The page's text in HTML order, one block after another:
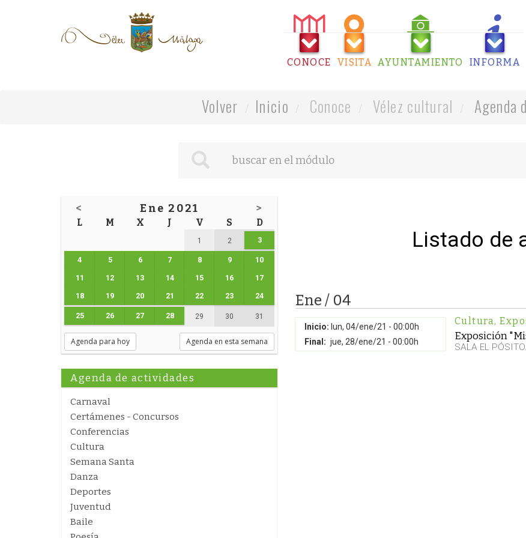
CONOCE VISITA AYUNTAMIENTO INFORMA
Volver Inicio Conoce Vélez cultural Agenda
< Ene 2021 >
L M X J V S D
1 2 3
4 5 6 7 8 9 10
11 12 13 14 15 16 17
18 19 20 21 22 23 24
25 26 27 28 29 30 31
Agenda para hoy Agenda en esta semana
Agenda de actividades
Carnaval
Certámenes - Concursos
Conferencias
Cultura
Semana Santa
Danza
Deportes
Juventud
Baile
Listado de
Ene / 04
Inicio: lun, 04/ene/21 - 00:00h
Final: jue, 28/ene/21 - 00:00h
Cultura,
Exposición
SALA EL